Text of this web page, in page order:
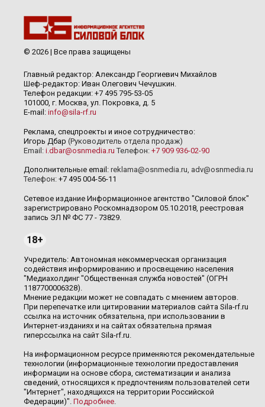
© 2026 | Все права защищены
Главный редактор: Александр Георгиевич Михайлов
Шеф-редактор: Иван Олегович Чечушкин.
Телефон редакции: +7 495 795-53-05
101000, г. Москва, ул. Покровка, д. 5
E-mail: info@sila-rf.ru
Реклама, спецпроекты и иное сотрудничество:
Игорь Дбар (Руководитель отдела продаж)
Email: i.dbar@osnmedia.ru Телефон: +7 909 936-02-90
Дополнительные email: reklama@osnmedia.ru, adv@osnmedia.ru
Телефон: +7 495 004-56-11
Сетевое издание Информационное агентство "Силовой блок"
зарегистрировано Роскомнадзором 05.10.2018, реестровая
запись ЭЛ № ФС 77 - 73829.
18+
Учредитель: Автономная некоммерческая организация
содействия информированию и просвещению населения
"Медиахолдинг "Общественная служба новостей" (ОГРН
1187700006328).
Мнение редакции может не совпадать с мнением авторов.
При перепечатке или цитировании материалов сайта Sila-rf.ru
ссылка на источник обязательна, при использовании в
Интернет-изданиях и на сайтах обязательна прямая
гиперссылка на сайт Sila-rf.ru.
На информационном ресурсе применяются рекомендательные
технологии (информационные технологии предоставления
информации на основе сбора, систематизации и анализа
сведений, относящихся к предпочтениям пользователей сети
"Интернет", находящихся на территории Российской
Федерации)". Подробнее.